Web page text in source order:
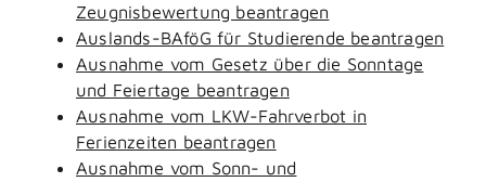
Zeugnisbewertung beantragen
Auslands-BAföG für Studierende beantragen
Ausnahme vom Gesetz über die Sonntage
und Feiertage beantragen
Ausnahme vom LKW-Fahrverbot in
Ferienzeiten beantragen
Ausnahme vom Sonn- und